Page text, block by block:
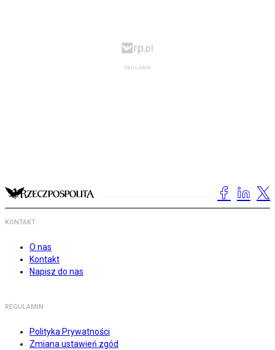
KONTAKT
O nas
Kontakt
Napisz do nas
REGULAMIN
Polityka Prywatności
Zmiana ustawień zgód